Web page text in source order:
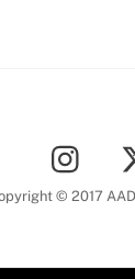
© 2017